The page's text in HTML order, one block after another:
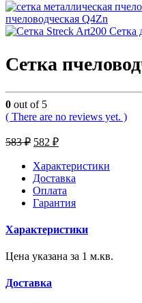
пчеловодческая Q4Zn
Сетка
Сетка
0 out of 5
( There are no reviews yet. )
583₽ 582 ₽
Характеристики
Доставка
Оплата
Гарантия
Характеристики
Цена указана за 1 м.кв.
Доставка